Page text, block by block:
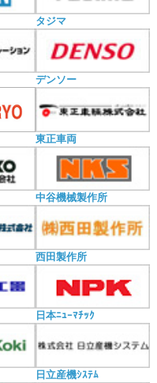
タジマ
デンソー
東正車両
中谷機械製作所
西田製作所
日本ﾆｭｰﾏﾁｯｸ
日立産機ｼｽﾃﾑ